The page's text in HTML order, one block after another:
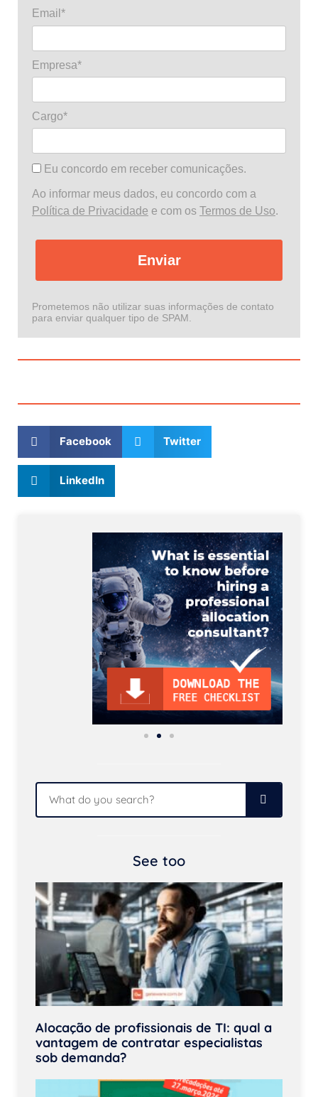
Email*
Empresa*
Cargo*
Eu concordo em receber comunicações.
Ao informar meus dados, eu concordo com a
Política de Privacidade e com os Termos de Uso.
Enviar
Prometemos não utilizar suas informações de contato
para enviar qualquer tipo de SPAM.
Facebook Twitter
LinkedIn
See too
Alocação de profissionais de TI: qual a
vantagem de contratar especialistas
sob demanda?